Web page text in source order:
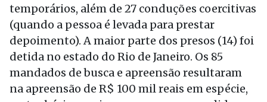
temporários, além de 27 conduções coercitivas
(quando a pessoa é levada para prestar
depoimento). A maior parte dos presos (14) foi
detida no estado do Rio de Janeiro. Os 85
mandados de busca e apreensão resultaram
na apreensão de R$ 100 mil reais em espécie,